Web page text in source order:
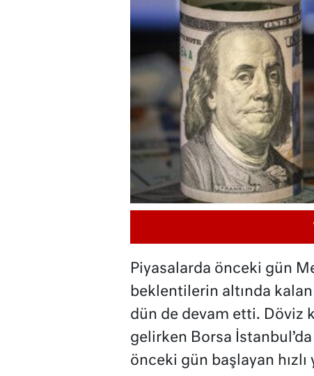
Piyasalarda önceki gün
beklentilerin altında kalan
dün de devam etti. Döviz
gelirken Borsa
önceki gün başlayan